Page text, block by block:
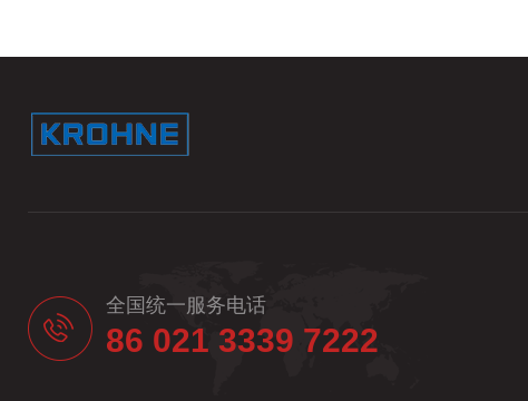
全国统一服务电话
86 021 3339 7222